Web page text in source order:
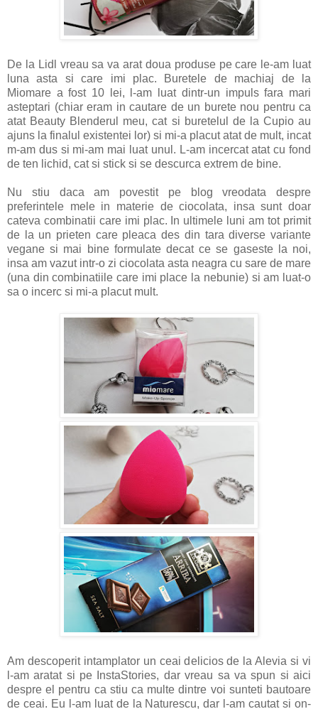
De la Lidl vreau sa va arat doua produse pe care le-am luat
luna asta si care imi plac. Buretele de machiaj de la
Miomare a fost 10 lei, l-am luat dintr-un impuls fara mari
asteptari (chiar eram in cautare de un burete nou pentru ca
atat Beauty Blenderul meu, cat si buretelul de la Cupio au
ajuns la finalul existentei lor) si mi-a placut atat de mult, incat
m-am dus si mi-am mai luat unul. L-am incercat atat cu fond
de ten lichid, cat si stick si se descurca extrem de bine.
Nu stiu daca am povestit pe blog vreodata despre
preferintele mele in materie de ciocolata, insa sunt doar
cateva combinatii care imi plac. In ultimele luni am tot primit
de la un prieten care pleaca des din tara diverse variante
vegane si mai bine formulate decat ce se gaseste la noi,
insa am vazut intr-o zi ciocolata asta neagra cu sare de mare
(una din combinatiile care imi place la nebunie) si am luat-o
sa o incerc si mi-a placut mult.
Am descoperit intamplator un ceai delicios de la Alevia si vi
l-am aratat si pe InstaStories, dar vreau sa va spun si aici
despre el pentru ca stiu ca multe dintre voi sunteti bautoare
de ceai. Eu l-am luat de la Naturescu, dar l-am cautat si on-